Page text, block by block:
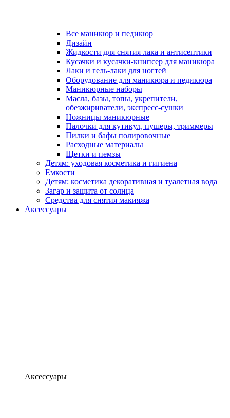
Все маникюр и педикюр
Дизайн
Жидкости для снятия лака и антисептики
Кусачки и кусачки-книпсер для маникюра
Лаки и гель-лаки для ногтей
Оборудование для маникюра и педикюра
Маникюрные наборы
Масла, базы, топы, укрепители,
обезжириватели, экспресс-сушки
Ножницы маникюрные
Палочки для кутикул, пушеры, триммеры
Пилки и бафы полировочные
Расходные материалы
Щетки и пемзы
Детям: уходовая косметика и гигиена
Емкости
Детям: косметика декоративная и туалетная вода
Загар и защита от солнца
Средства для снятия макияжа
Аксессуары
Аксессуары